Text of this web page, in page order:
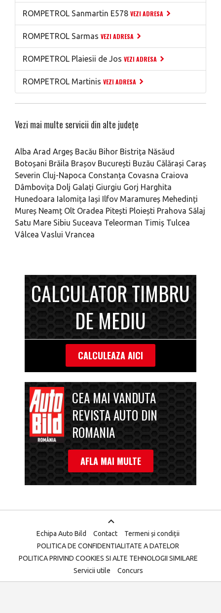
ROMPETROL Sanmartin E578 VEZI ADRESA
ROMPETROL Sarmas VEZI ADRESA
ROMPETROL Plaiesii de Jos VEZI ADRESA
ROMPETROL Martinis VEZI ADRESA
Vezi mai multe servicii din alte județe
Alba Arad Argeș Bacău Bihor Bistrița Năsăud
Botoșani Brăila Brașov București Buzău Călărași Caraș
Severin Cluj-Napoca Constanța Covasna Craiova
Dâmbovița Dolj Galați Giurgiu Gorj Harghita
Hunedoara Ialomița Iași Ilfov Maramureș Mehedinți
Mureș Neamț Olt Oradea Pitești Ploiești Prahova Sălaj
Satu Mare Sibiu Suceava Teleorman Timiș Tulcea
Vâlcea Vaslui Vrancea
CALCULATOR TIMBRU
DE MEDIU
CALCULEAZA AICI
CEA MAI VANDUTA
REVISTA AUTO DIN
ROMANIA
AFLA MAI MULTE
Echipa Auto Bild Contact
Termeni și condiții
POLITICA DE CONFIDENTIALITATE A DATELOR
POLITICA PRIVIND COOKIES SI ALTE TEHNOLOGII SIMILARE
Servicii utile
Concurs